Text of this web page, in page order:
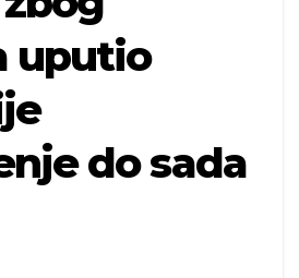
uputio
do sada